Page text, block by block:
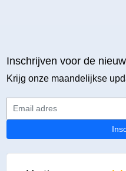
Inschrijven voor de
Krijg onze maandelijkse